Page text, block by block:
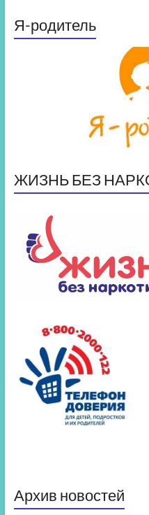
Я-родитель
ЖИЗНЬ БЕЗ
Архив новостей